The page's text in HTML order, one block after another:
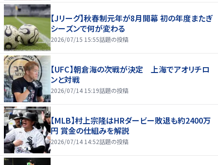
【Jリーグ】秋春制元年が8月開幕 初の年度またぎ
シーズンで何が変わる
2026/07/15 15:55話題の投稿
【UFC】朝倉海の次戦が決定 上海でアオリチロ
ンと対戦
2026/07/14 15:19話題の投稿
【MLB】村上宗隆はHRダービー敗退も約2400万
円 賞金の仕組みを解説
2026/07/14 14:52話題の投稿